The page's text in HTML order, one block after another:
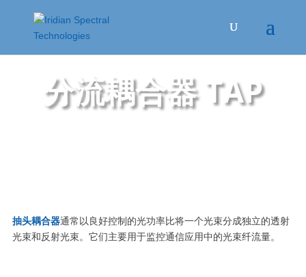
分流耦合器 TAP
抽头耦合器通常以良好控制的光功率比将一个光束分成独立的透射
光束和反射光束。它们主要用于监控通信应用中的光束纤流量。